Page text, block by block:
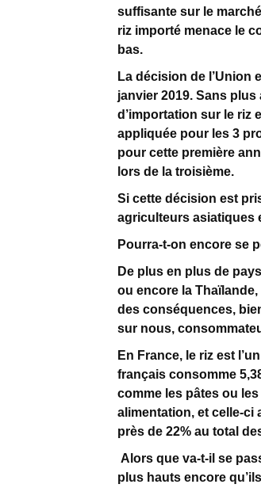
suffisante sur le
riz importé menace le
bas.
La décision de l’Union
janvier 2019. Sans
d’importation sur le riz
appliquée pour les 3
pour cette première
lors de la troisième.
Si cette décision est
agriculteurs asiatiques
Pourra-t-on encore se
De plus en plus de
ou encore la
des conséquences,
sur nous,
En France, le riz est
français consomme
comme les pâtes ou
alimentation, et celle-ci
près de 22% au total
Alors que va-t-il se
plus hauts encore